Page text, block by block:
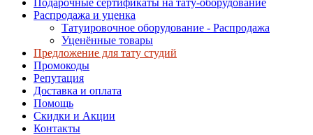
Распродажа и уценка
Татуировочное оборудование - Распродажа
Уценённые товары
Предложение для тату студий
Промокоды
Репутация
Доставка и оплата
Помощь
Скидки и Акции
Контакты